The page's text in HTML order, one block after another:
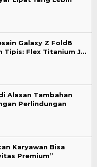
Galaxy Z Fold8
Tipis: Flex Titanium J…
Alasan Tambahan
Perlindungan
Karyawan Bisa
Premium”